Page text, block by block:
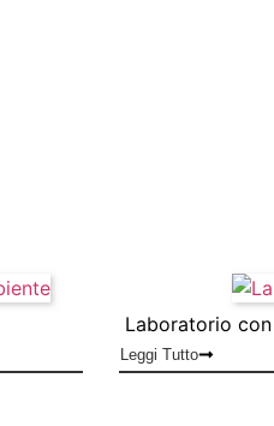
Laboratorio
Leggi Tutto